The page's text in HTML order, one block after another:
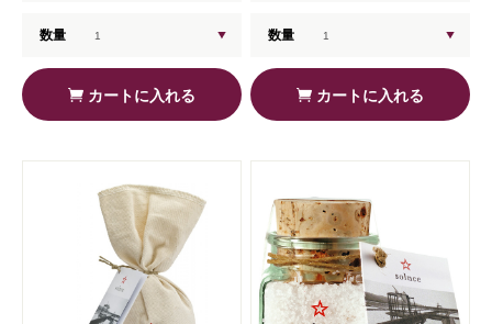
数量
カートに入れる
数量
カートに入れる